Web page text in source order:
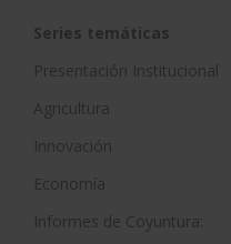
Series temáticas
Presentación Institucional
Agricultura
Innovación
Economía
Informes de Coyuntura: